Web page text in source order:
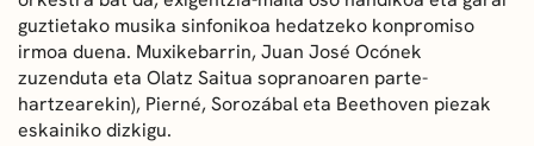
guztietako musika sinfonikoa hedatzeko konpromiso
irmoa duena. Muxikebarrin, Juan José Ocónek
zuzenduta eta Olatz Saitua sopranoaren parte-
hartzearekin), Pierné, Sorozábal eta Beethoven piezak
eskainiko dizkigu.